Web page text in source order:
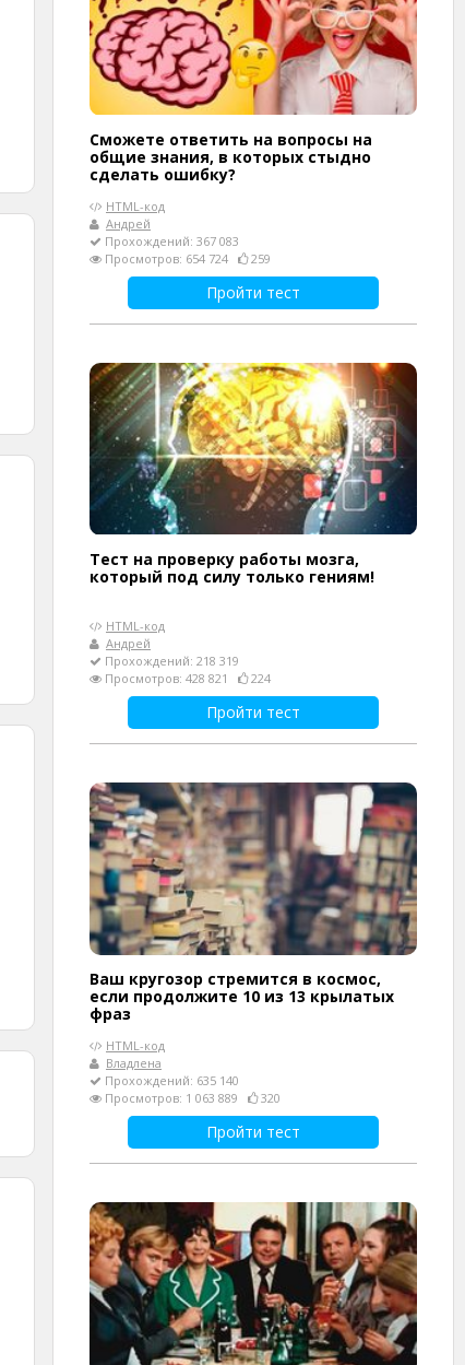
Сможете ответить на вопросы на
общие знания, в которых стыдно
сделать ошибку?
HTML-код
Андрей
Прохождений: 367 083
Просмотров: 654 724
259
Пройти тест
Тест на проверку работы мозга,
который под силу только гениям!
HTML-код
Андрей
Прохождений: 218 319
Просмотров: 428 821
224
Пройти тест
Ваш кругозор стремится в космос,
если продолжите 10 из 13 крылатых
фраз
HTML-код
Владлена
Прохождений: 635 140
Просмотров: 1 063 889
320
Пройти тест